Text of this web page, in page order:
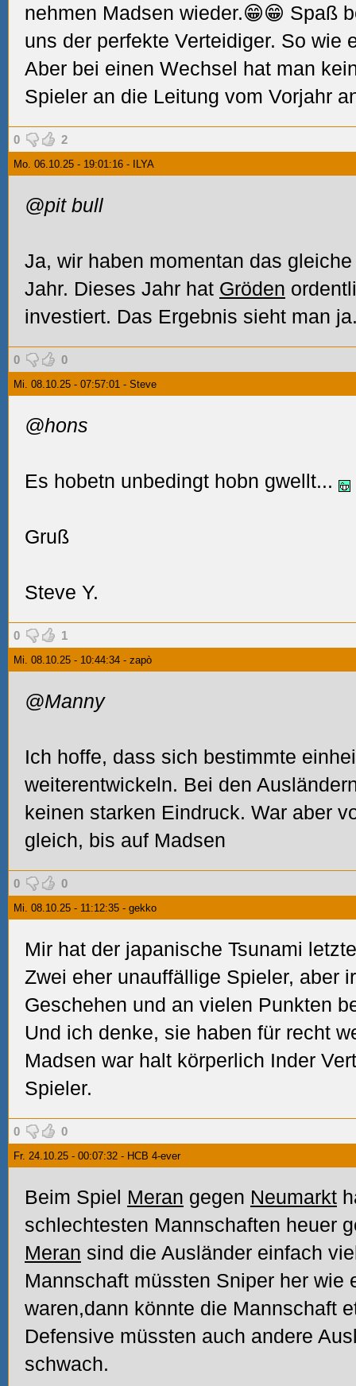
nehmen Madsen wieder.😁😁 Spaß
uns der perfekte Verteidiger. So wie
Aber bei einen Wechsel hat man
Spieler an die Leitung vom Vorjahr
0 2
Mo. 06.10.25 - 19:01:16 - ILYA
@pit bull
Ja, wir haben momentan das
Jahr. Dieses Jahr hat Gröden
investiert. Das Ergebnis sieht man
0 0
Mi. 08.10.25 - 07:57:01 - Steve
@hons
Es hobetn unbedingt hobn gwellt...
Gruß
Steve Y.
0 1
Mi. 08.10.25 - 10:44:34 - zapò
@Manny
Ich hoffe, dass sich bestimmte
weiterentwickeln. Bei den
keinen starken Eindruck. War aber
gleich, bis auf Madsen
0 0
Mi. 08.10.25 - 11:12:35 - gekko
Mir hat der japanische Tsunami
Zwei eher unauffällige Spieler, aber
Geschehen und an vielen Punkten
Und ich denke, sie haben für recht
Madsen war halt körperlich Inder
Spieler.
0 0
Fr. 24.10.25 - 00:07:32 - HCB 4-ever
Beim Spiel Meran gegen Neumarkt
schlechtesten Mannschaften heuer
Meran sind die Ausländer einfach
Mannschaft müssten Sniper her wie
waren,dann könnte die Mannschaft
Defensive müssten auch andere
schwach.